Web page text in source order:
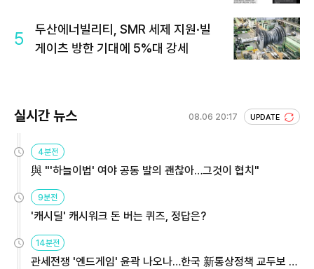
5
두산에너빌리티, SMR 세제 지원·빌
게이츠 방한 기대에 5%대 강세
실시간 뉴스 08.06 20:17 UPDATE
4분전
與 "'하늘이법' 여야 공동 발의 괜찮아…그것이 협치"
9분전
'캐시딜' 캐시워크 돈 버는 퀴즈, 정답은?
14분전
관세전쟁 '엔드게임' 윤곽 나오나…한국 新통상정책 교두보 활